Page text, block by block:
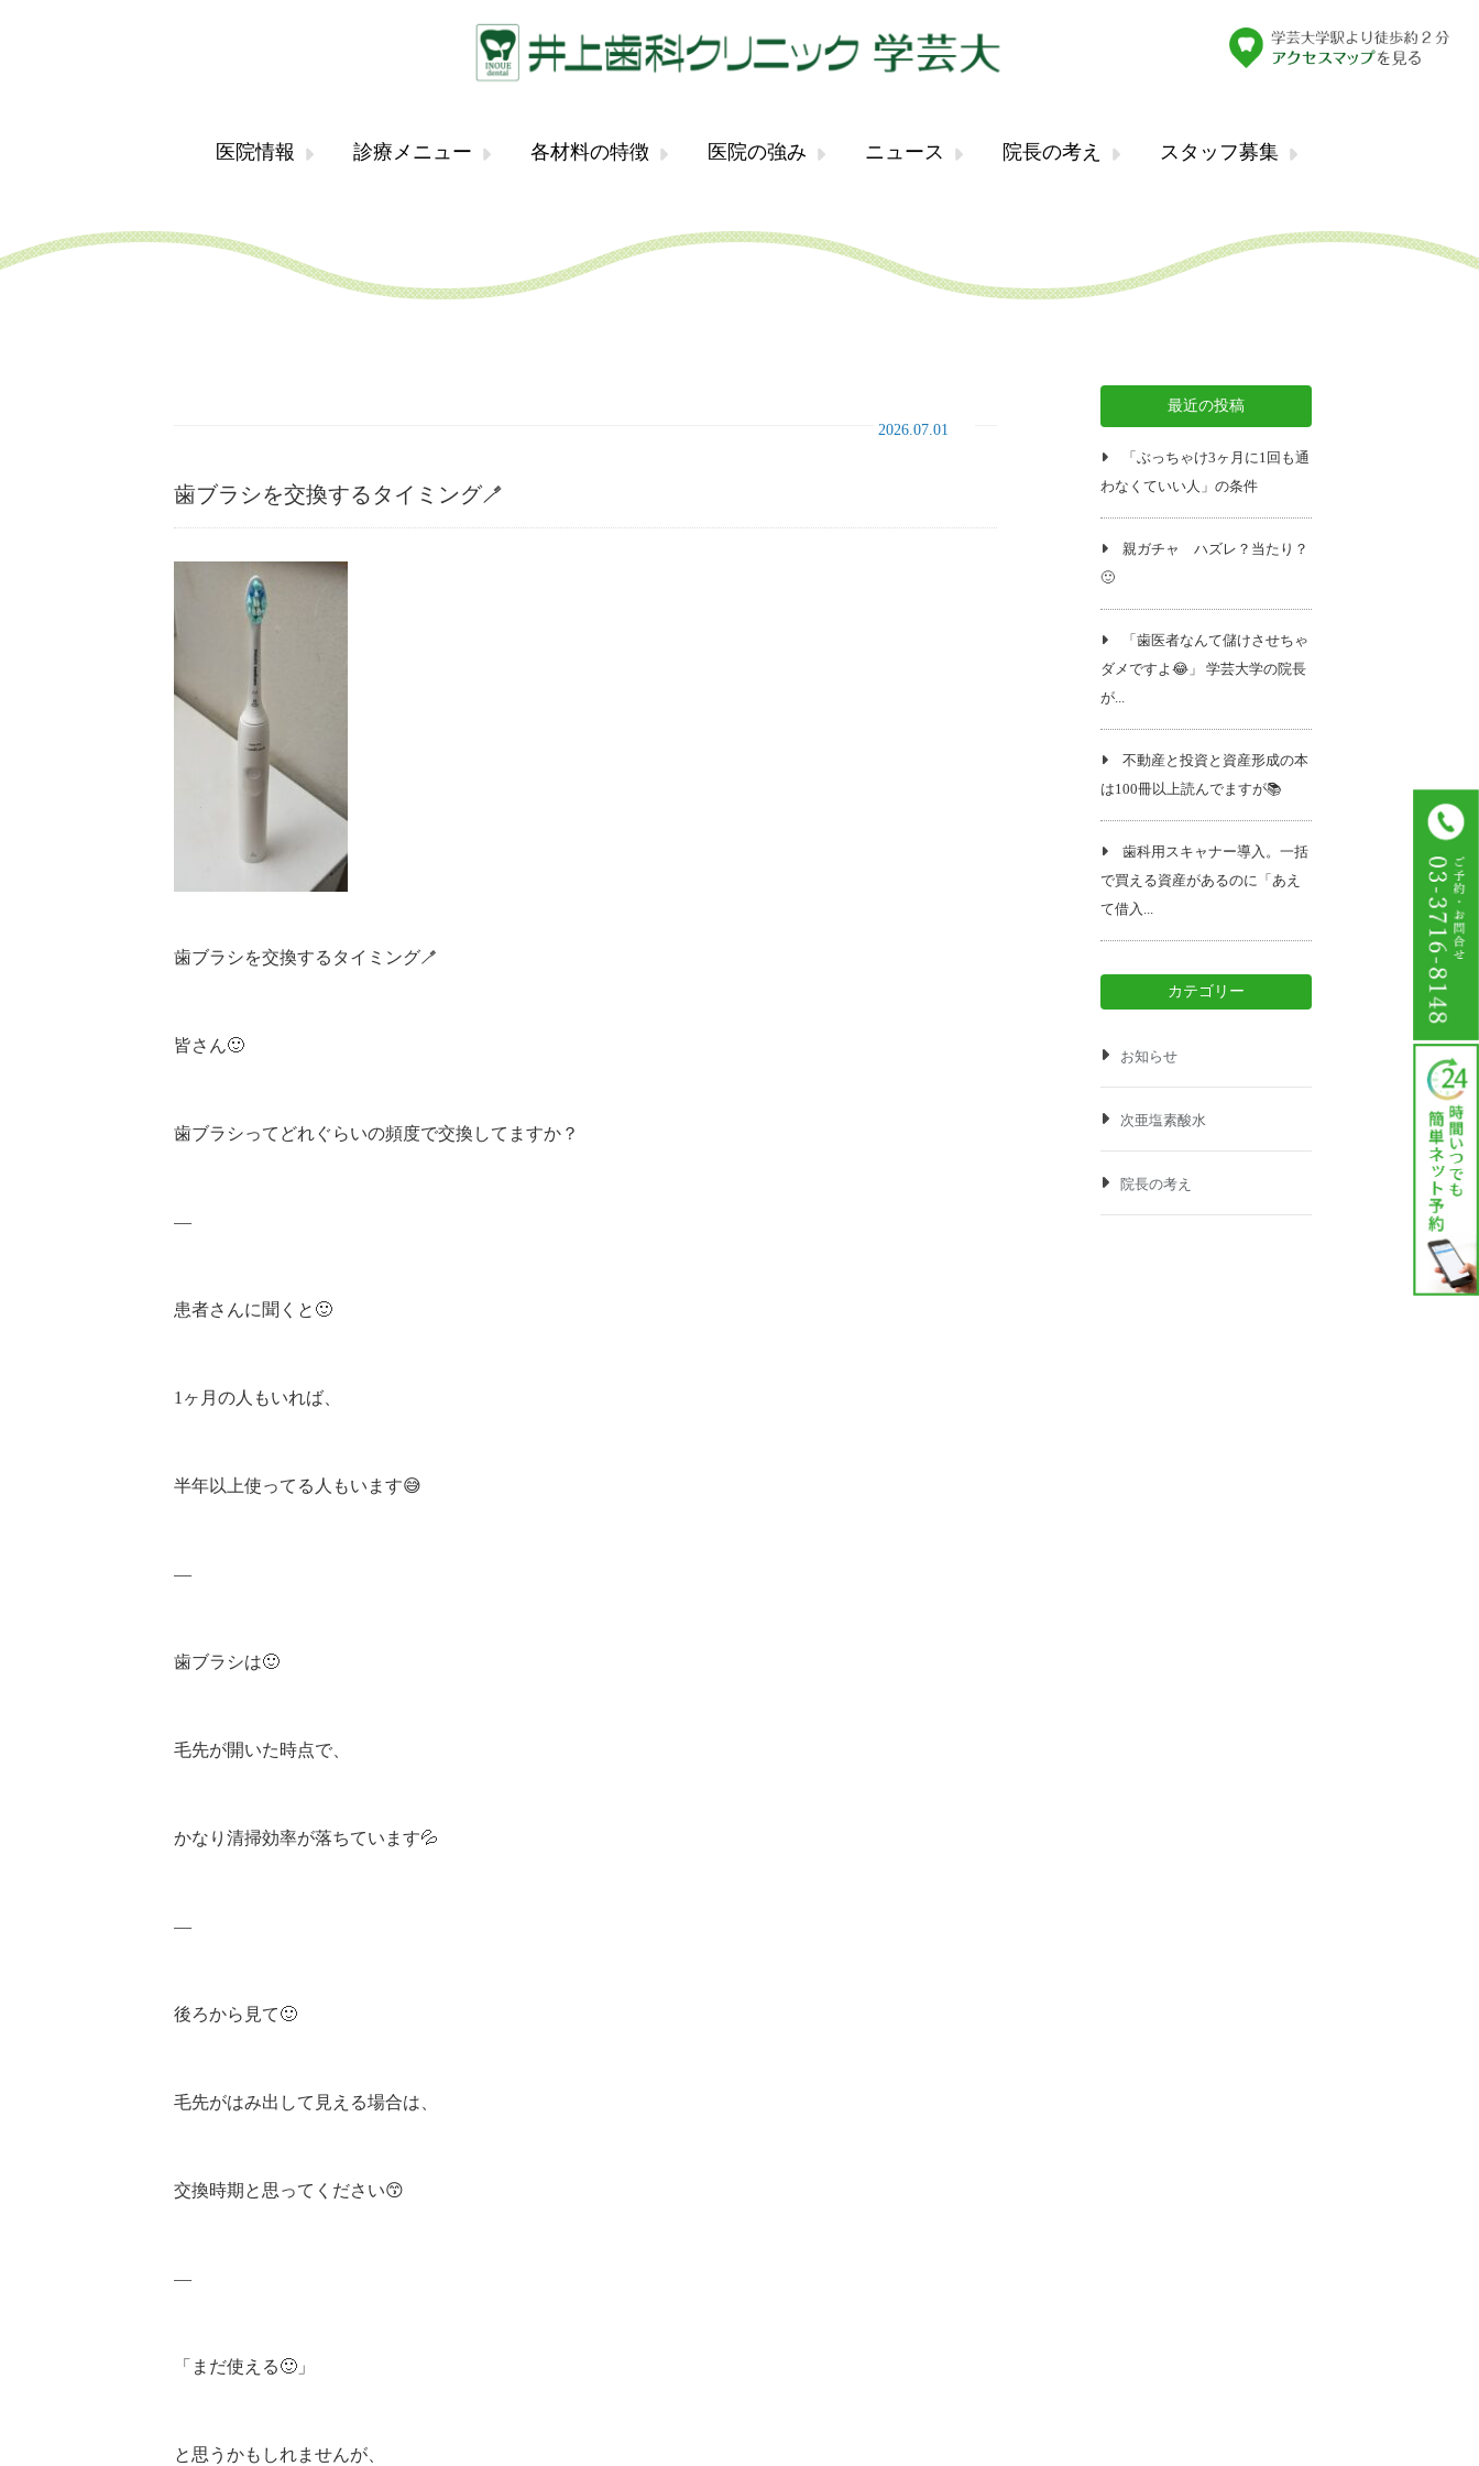
医院情報 診療メニュー 各材料の特徴 医院の強み ニュース 院長の考え スタッフ募集
2026.07.01
歯ブラシを交換するタイミング🪥
歯ブラシを交換するタイミング🪥
皆さん🙂
歯ブラシってどれぐらいの頻度で交換してますか？
—
患者さんに聞くと🙂
1ヶ月の人もいれば、
半年以上使ってる人もいます😅
—
歯ブラシは🙂
毛先が開いた時点で、
かなり清掃効率が落ちています💦
—
後ろから見て🙂
毛先がはみ出して見える場合は、
交換時期と思ってください😙
—
「まだ使える🙂」
と思うかもしれませんが、
最近の投稿
「ぶっちゃけ3ヶ月に1回も通
わなくていい人」の条件
親ガチャ ハズレ？当たり？
🙂
「歯医者なんて儲けさせちゃ
ダメですよ😂」 学芸大学の院長
が...
不動産と投資と資産形成の本
は100冊以上読んでますが📚️
歯科用スキャナー導入。一括
で買える資産があるのに「あえ
て借入...
カテゴリー
お知らせ
次亜塩素酸水
院長の考え